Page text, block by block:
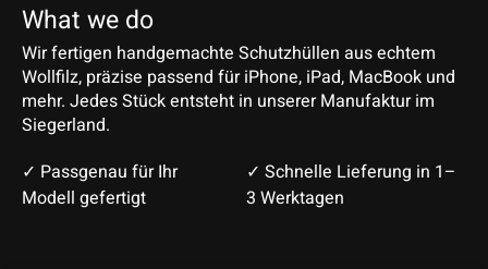
What we do
Wir fertigen handgemachte Schutzhüllen aus echtem
Wollfilz, präzise passend für iPhone, iPad, MacBook und
mehr. Jedes Stück entsteht in unserer Manufaktur im
Siegerland.
✓ Passgenau für Ihr
Modell gefertigt
✓ Schnelle Lieferung in 1–
3 Werktagen